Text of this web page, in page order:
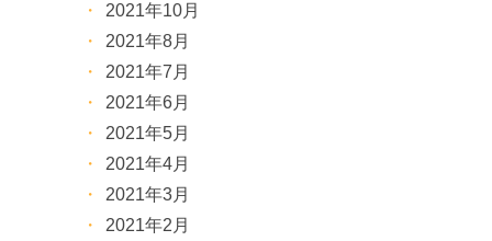
2021年10月
2021年8月
2021年7月
2021年6月
2021年5月
2021年4月
2021年3月
2021年2月